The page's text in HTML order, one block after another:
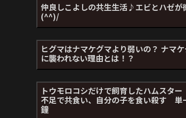
仲良しこよしの共生生活♪エビとハゼが
(^^)/
ヒグマはナマケグマより弱いの？ ナマ
に襲われない理由とは！？
トウモロコシだけで飼育したハムスタ
不足で共食い、自分の子を食い殺す 単
鐘